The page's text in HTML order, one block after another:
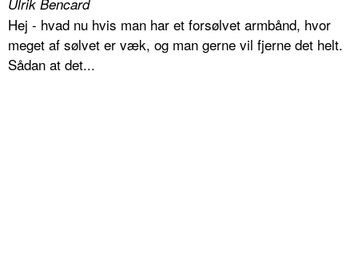
Ulrik Bencard
Hej - hvad nu hvis man har et forsølvet armbånd, hvor
meget af sølvet er væk, og man gerne vil fjerne det helt.
Sådan at det...